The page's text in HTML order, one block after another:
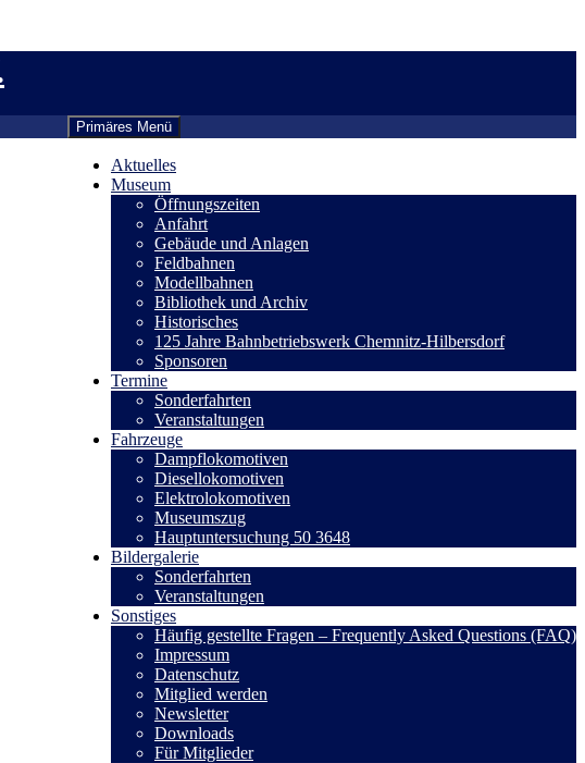
Primäres Menü
Aktuelles
Museum
Öffnungszeiten
Anfahrt
Gebäude und Anlagen
Feldbahnen
Modellbahnen
Bibliothek und Archiv
Historisches
125 Jahre Bahnbetriebswerk Chemnitz-Hilbersdorf
Sponsoren
Termine
Sonderfahrten
Veranstaltungen
Fahrzeuge
Dampflokomotiven
Diesellokomotiven
Elektrolokomotiven
Museumszug
Hauptuntersuchung 50 3648
Bildergalerie
Sonderfahrten
Veranstaltungen
Sonstiges
Häufig gestellte Fragen – Frequently Asked Questions (FAQ)
Impressum
Datenschutz
Mitglied werden
Newsletter
Downloads
Für Mitglieder